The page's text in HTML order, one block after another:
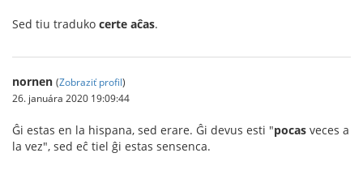
Sed tiu traduko certe aĉas.
nornen (Zobraziť profil)
26. januára 2020 19:09:44
Ĝi estas en la hispana, sed erare. Ĝi devus esti "pocas veces a
la vez", sed eĉ tiel ĝi estas sensenca.